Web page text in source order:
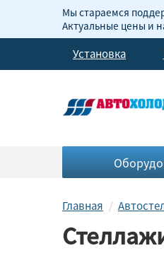
Мы стараемся
Актуальные цены и
Установка
Главная